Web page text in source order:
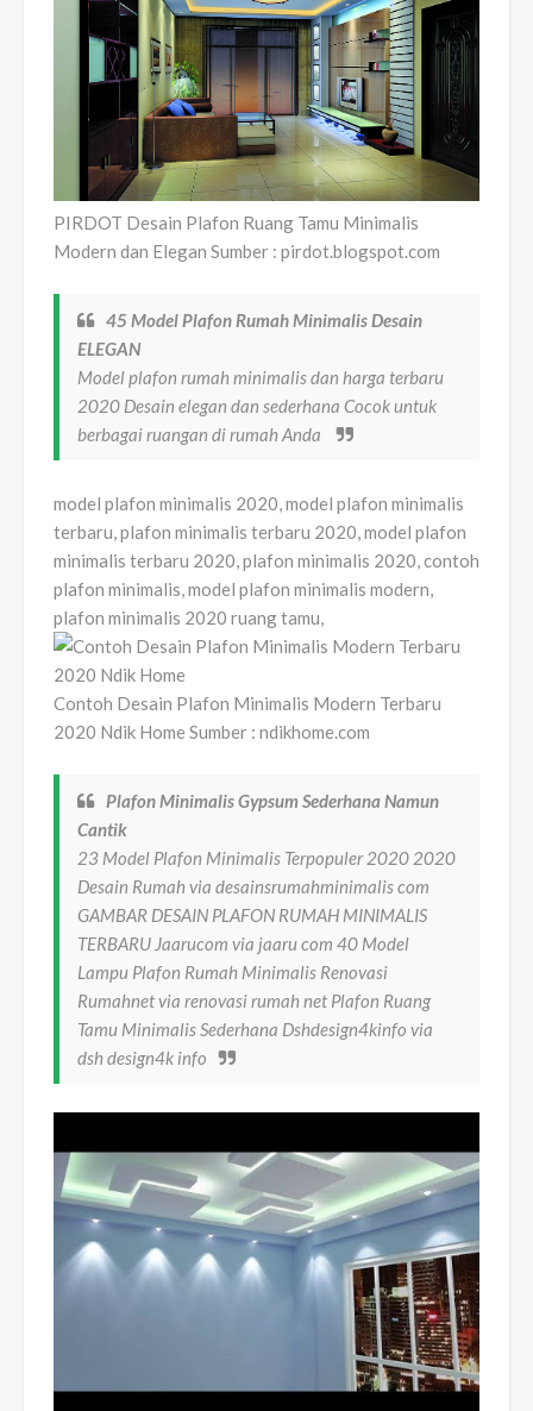
PIRDOT Desain Plafon Ruang Tamu Minimalis
Modern dan Elegan Sumber : pirdot.blogspot.com
45 Model Plafon Rumah Minimalis Desain
ELEGAN
Model plafon rumah minimalis dan harga terbaru
2020 Desain elegan dan sederhana Cocok untuk
berbagai ruangan di rumah Anda
model plafon minimalis 2020, model plafon minimalis
terbaru, plafon minimalis terbaru 2020, model plafon
minimalis terbaru 2020, plafon minimalis 2020, contoh
plafon minimalis, model plafon minimalis modern,
plafon minimalis 2020 ruang tamu,
Contoh Desain Plafon Minimalis Modern Terbaru
2020 Ndik Home Sumber : ndikhome.com
Plafon Minimalis Gypsum Sederhana Namun
Cantik
23 Model Plafon Minimalis Terpopuler 2020 2020
Desain Rumah via desainsrumahminimalis com
GAMBAR DESAIN PLAFON RUMAH MINIMALIS
TERBARU Jaarucom via jaaru com 40 Model
Lampu Plafon Rumah Minimalis Renovasi
Rumahnet via renovasi rumah net Plafon Ruang
Tamu Minimalis Sederhana Dshdesign4kinfo via
dsh design4k info